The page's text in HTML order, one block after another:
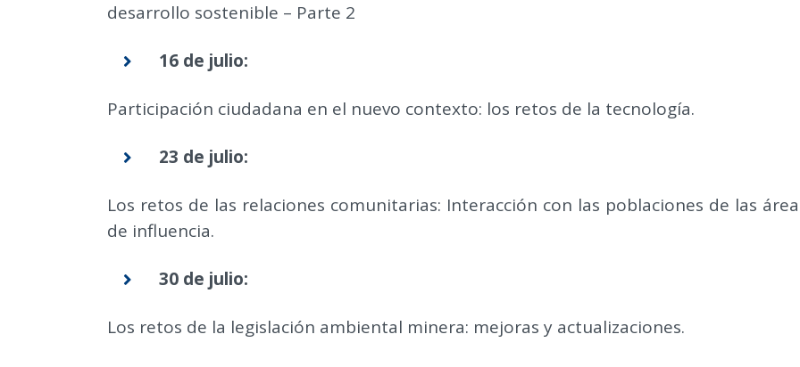
desarrollo sostenible – Parte 2
16 de julio:
Participación ciudadana en el nuevo contexto: los retos de la tecnología.
23 de julio:
Los retos de las relaciones comunitarias: Interacción con las poblaciones de las
de influencia.
30 de julio:
Los retos de la legislación ambiental minera: mejoras y actualizaciones.